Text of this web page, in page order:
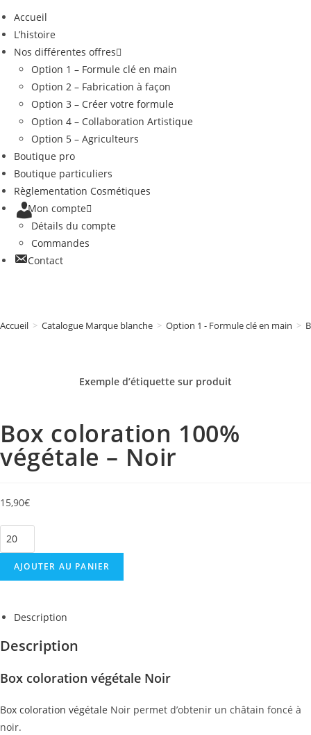
Accueil
L’histoire
Nos différentes offres
Option 1 – Formule clé en main
Option 2 – Fabrication à façon
Option 3 – Créer votre formule
Option 4 – Collaboration Artistique
Option 5 – Agriculteurs
Boutique pro
Boutique particuliers
Règlementation Cosmétiques
Mon compte
Détails du compte
Commandes
Contact
Accueil > Catalogue Marque blanche > Option 1 - Formule clé en main >
Exemple d’étiquette sur produit
Box coloration 100%
végétale – Noir
15,90€
AJOUTER AU PANIER
Description
Description
Box coloration végétale Noir
Box coloration végétale Noir permet d’obtenir un châtain foncé à
noir.